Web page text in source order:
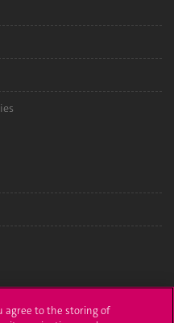
agree to the storing of